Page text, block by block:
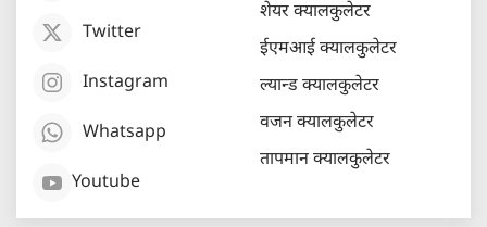
Twitter
Instagram
Whatsapp
Youtube
शेयर क्यालकुलेटर
ईएमआई क्यालकुलेटर
ल्यान्ड क्यालकुलेटर
वजन क्यालकुलेटर
तापमान क्यालकुलेटर